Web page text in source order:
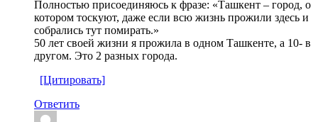
Полностью присоединяюсь к фразе: «Ташкент – город, о
котором тоскуют, даже если всю жизнь прожили здесь и
собрались тут помирать.»
50 лет своей жизни я прожила в одном Ташкенте, а 10- в
другом. Это 2 разных города.
[Цитировать]
Ответить